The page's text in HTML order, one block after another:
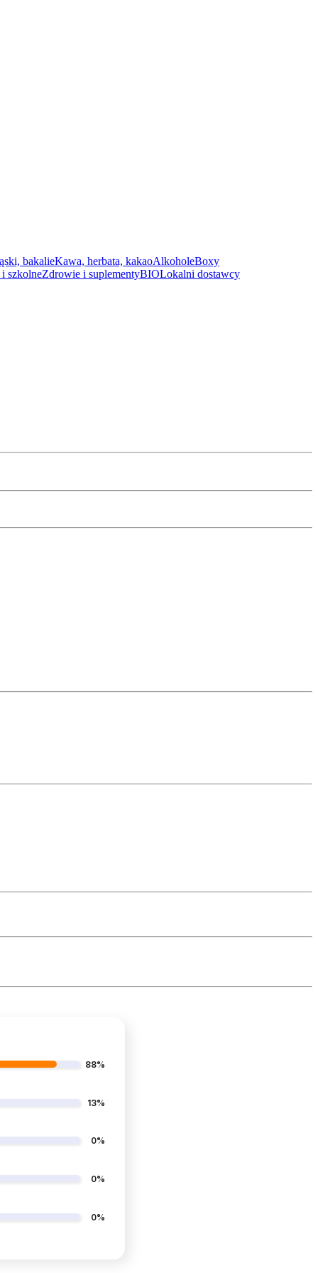
bakalieKawa, herbata, kakaoAlkoholeBoxy
szkolneZdrowie i suplementyBIOLokalni dostawcy
88%
13%
0%
0%
0%